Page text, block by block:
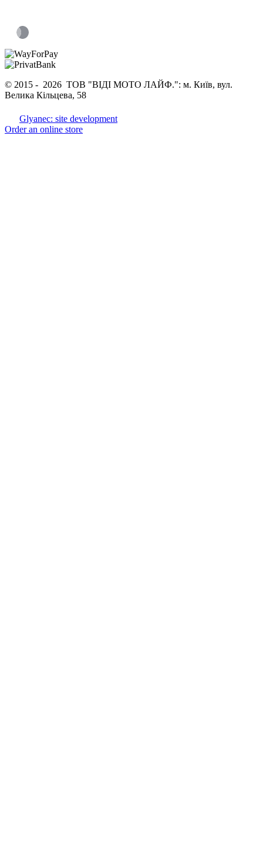
© 2015 - 2026 ТОВ "ВІДІ МОТО ЛАЙФ.": м. Київ, вул.
Велика Кільцева, 58
Glyanec: site development
Order an online store